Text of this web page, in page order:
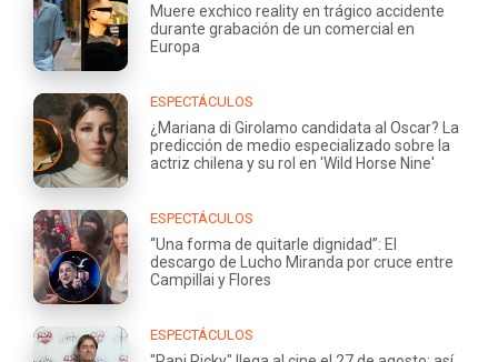
Muere exchico reality en trágico accidente
durante grabación de un comercial en
Europa
ESPECTÁCULOS
¿Mariana di Girolamo candidata al Oscar? La
predicción de medio especializado sobre la
actriz chilena y su rol en 'Wild Horse Nine'
ESPECTÁCULOS
“Una forma de quitarle dignidad”: El
descargo de Lucho Miranda por cruce entre
Campillai y Flores
ESPECTÁCULOS